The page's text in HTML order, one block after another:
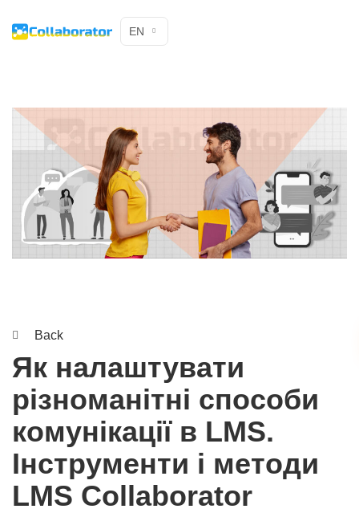
EN
Back
Як налаштувати
різноманітні способи
комунікації в LMS.
Інструменти і методи
LMS Collaborator